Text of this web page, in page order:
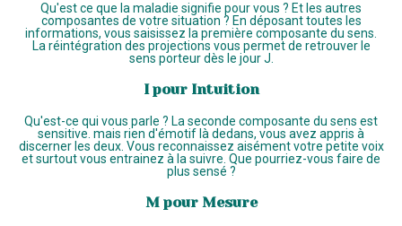
Qu'est ce que la maladie signifie pour vous ? Et les autres
composantes de votre situation ? En déposant toutes les
informations, vous saisissez la première composante du sens.
La réintégration des projections vous permet de retrouver le
sens porteur dès le jour J.
I pour Intuition
Qu'est-ce qui vous parle ? La seconde composante du sens est
sensitive. mais rien d'émotif là dedans, vous avez appris à
discerner les deux. Vous reconnaissez aisément votre petite voix
et surtout vous entrainez à la suivre. Que pourriez-vous faire de
plus sensé ?
M pour Mesure